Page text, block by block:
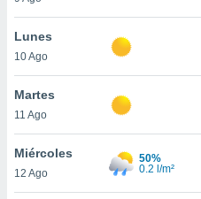
cookies
aceptar
Lunes
10 Ago
Martes
11 Ago
Miércoles
12 Ago
50%
0.2 l/m²